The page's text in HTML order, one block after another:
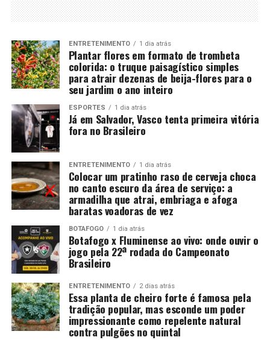
ENTRETENIMENTO 1 dia atrás
Plantar flores em formato de trombeta
colorida: o truque paisagístico simples
para atrair dezenas de beija-flores para o
seu jardim o ano inteiro
ESPORTES 1 dia atrás
Já em Salvador, Vasco tenta primeira vitória
fora no Brasileiro
ENTRETENIMENTO 1 dia atrás
Colocar um pratinho raso de cerveja choca
no canto escuro da área de serviço: a
armadilha que atrai, embriaga e afoga
baratas voadoras de vez
BOTAFOGO 1 dia atrás
Botafogo x Fluminense ao vivo: onde ouvir o
jogo pela 22ª rodada do Campeonato
Brasileiro
ENTRETENIMENTO 2 dias atrás
Essa planta de cheiro forte é famosa pela
tradição popular, mas esconde um poder
impressionante como repelente natural
contra pulgões no quintal